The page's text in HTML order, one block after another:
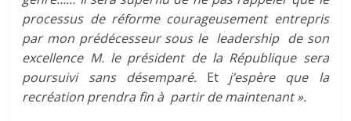
processus de réforme courageusement entrepris
par mon prédécesseur sous le leadership de son
excellence M. le président de la République sera
poursuivi sans désemparé.Et j’espère que la
recréation prendra fin à partir de maintenant ».